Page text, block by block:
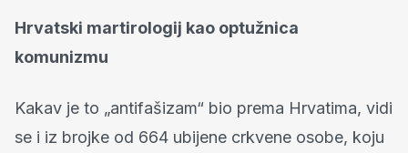
Hrvatski martirologij kao optužnica
komunizmu
Kakav je to „antifašizam“ bio prema Hrvatima, vidi
se i iz brojke od 664 ubijene crkvene osobe, koju